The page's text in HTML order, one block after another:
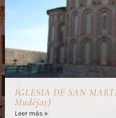
IGLESIA DE SAN
Mudéjar)
Leer más »